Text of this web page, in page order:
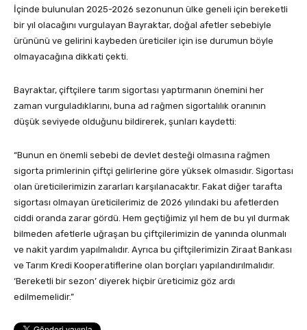
İçinde bulunulan 2025-2026 sezonunun ülke geneli için bereketli
bir yıl olacağını vurgulayan Bayraktar, doğal afetler sebebiyle
ürününü ve gelirini kaybeden üreticiler için ise durumun böyle
olmayacağına dikkati çekti.
Bayraktar, çiftçilere tarım sigortası yaptırmanın önemini her
zaman vurguladıklarını, buna ad rağmen sigortalılık oranının
düşük seviyede olduğunu bildirerek, şunları kaydetti:
“Bunun en önemli sebebi de devlet desteği olmasına rağmen
sigorta primlerinin çiftçi gelirlerine göre yüksek olmasıdır. Sigortası
olan üreticilerimizin zararları karşılanacaktır. Fakat diğer tarafta
sigortası olmayan üreticilerimiz de 2026 yılındaki bu afetlerden
ciddi oranda zarar gördü. Hem geçtiğimiz yıl hem de bu yıl durmak
bilmeden afetlerle uğraşan bu çiftçilerimizin de yanında olunmalı
ve nakit yardım yapılmalıdır. Ayrıca bu çiftçilerimizin Ziraat Bankası
ve Tarım Kredi Kooperatiflerine olan borçları yapılandırılmalıdır.
‘Bereketli bir sezon’ diyerek hiçbir üreticimiz göz ardı
edilmemelidir.”